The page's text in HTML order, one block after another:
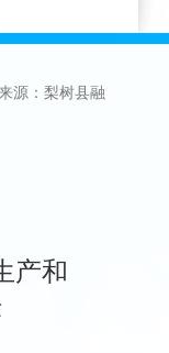
来源：梨树县融
产和